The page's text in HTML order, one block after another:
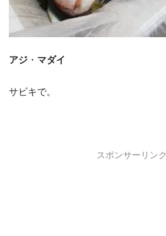
アジ ・ マダイ
サビキで。
スポンサーリンク